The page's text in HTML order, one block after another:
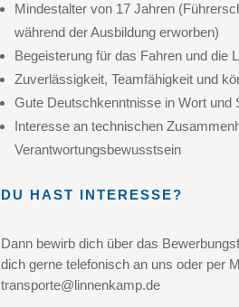
Mindestalter von 17 Jahren
während der Ausbildung erworben)
Begeisterung für das Fahren und die
Zuverlässigkeit, Teamfähigkeit und
Gute Deutschkenntnisse in Wort und
Interesse an technischen
Verantwortungsbewusstsein
DU HAST INTERESSE?
Dann bewirb dich über das
dich gerne telefonisch an uns oder per
transporte@linnenkamp.de